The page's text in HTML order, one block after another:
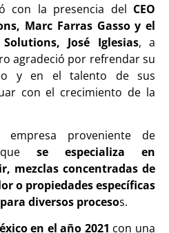
con la presencia del CEO
Marc Farras Gasso y el
José Iglesias, a
agradeció por refrendar su
y en el talento de sus
con el crecimiento de la
proveniente de
que se especializa en
mezclas concentradas de
o propiedades específicas
diversos procesos.
en el año 2021 con una